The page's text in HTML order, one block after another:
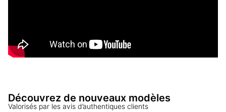
Découvrez de nouveaux modèles
Valorisés par les avis d’authentiques clients